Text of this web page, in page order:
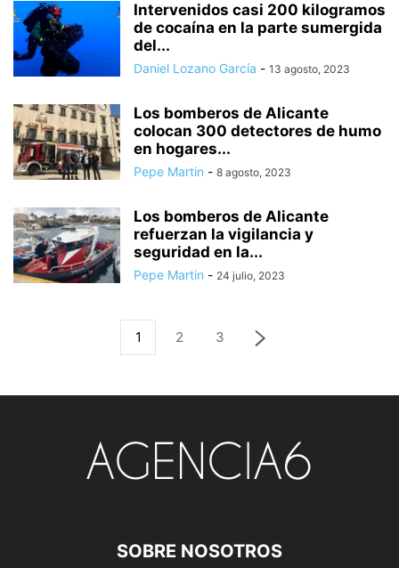
Intervenidos casi 200 kilogramos
de cocaína en la parte sumergida
del...
Daniel Lozano García - 13 agosto, 2023
Los bomberos de Alicante
colocan 300 detectores de humo
en hogares...
Pepe Martin - 8 agosto, 2023
Los bomberos de Alicante
refuerzan la vigilancia y
seguridad en la...
Pepe Martin - 24 julio, 2023
1 2 3
SOBRE NOSOTROS